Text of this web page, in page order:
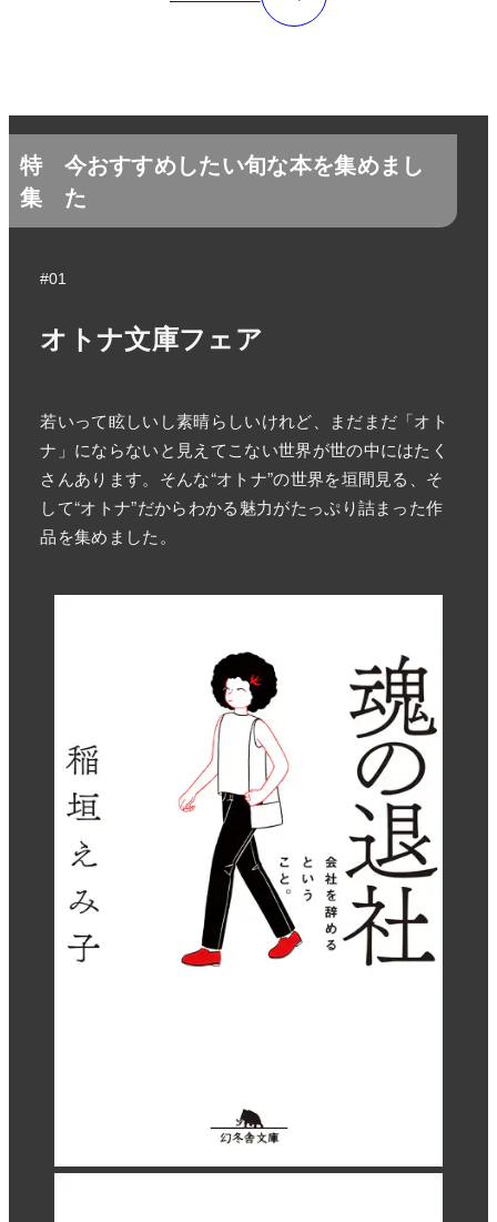
特
集
今おすすめしたい旬な本を集めまし
た
#01
オトナ文庫フェア
若いって眩しいし素晴らしいけれど、まだまだ「オト
ナ」にならないと見えてこない世界が世の中にはたく
さんあります。そんな“オトナ”の世界を垣間見る、そ
して“オトナ”だからわかる魅力がたっぷり詰まった作
品を集めました。